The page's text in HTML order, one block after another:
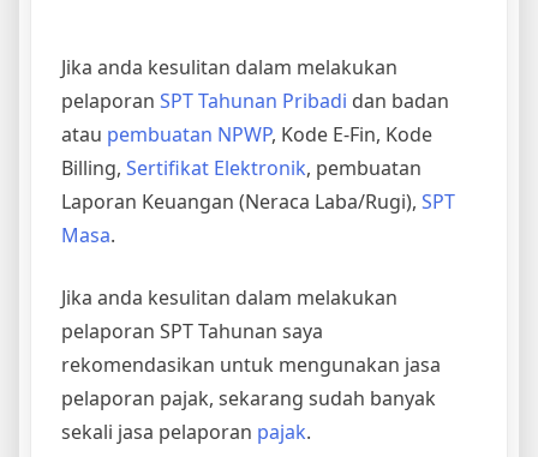
Jika anda kesulitan dalam melakukan
pelaporan SPT Tahunan Pribadi dan badan
atau pembuatan NPWP, Kode E-Fin, Kode
Billing, Sertifikat Elektronik, pembuatan
Laporan Keuangan (Neraca Laba/Rugi), SPT
Masa.
Jika anda kesulitan dalam melakukan
pelaporan SPT Tahunan saya
rekomendasikan untuk mengunakan jasa
pelaporan pajak, sekarang sudah banyak
sekali jasa pelaporan pajak.